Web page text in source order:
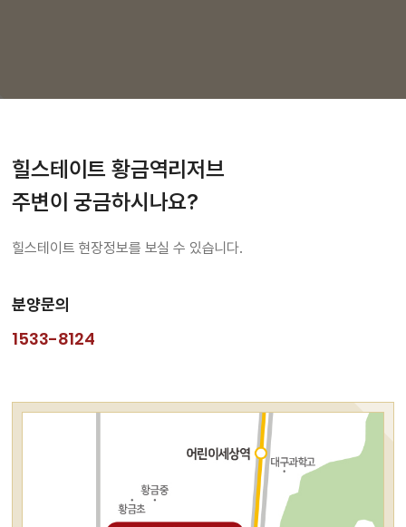
힐스테이트 황금역리저브
주변이 궁금하시나요?
힐스테이트 현장정보를 보실 수 있습니다.
분양문의
1533-8124